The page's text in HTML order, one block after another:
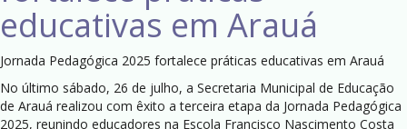
educativas em Arauá
Jornada Pedagógica 2025 fortalece práticas educativas em Arauá
No último sábado, 26 de julho, a Secretaria Municipal de Educação
de Arauá realizou com êxito a terceira etapa da Jornada Pedagógica
2025, reunindo educadores na Escola Francisco Nascimento Costa